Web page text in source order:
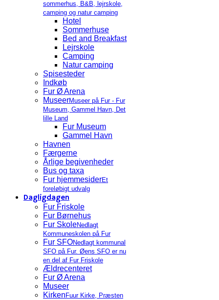
sommerhus, B&B, lejrskole,
camping og natur camping
Hotel
Sommerhuse
Bed and Breakfast
Lejrskole
Camping
Natur camping
Spisesteder
Indkøb
Fur Ø Arena
MuseerMuseer på Fur - Fur
Museum, Gammel Havn, Det
lille Land
Fur Museum
Gammel Havn
Havnen
Færgerne
Årlige begivenheder
Bus og taxa
Fur hjemmesiderEt
foreløbigt udvalg
Dagligdagen
Fur Friskole
Fur Børnehus
Fur SkoleNedlagt
Kommuneskolen på Fur
Fur SFONedlagt kommunal
SFO på Fur. Øens SFO er nu
en del af Fur Friskole
Ældrecenteret
Fur Ø Arena
Museer
Kirken Fuur Kirke, Præsten